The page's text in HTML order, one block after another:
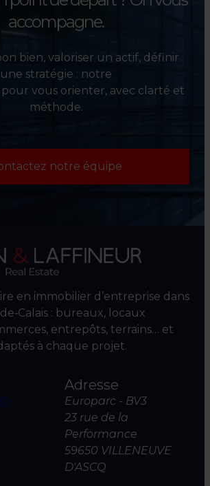
accompagne.
bien, valoriser un actif, définir
une stratégie : notre
vous orienter, avec clarté et
méthode.
notre équipe
en immobilier d’entreprise dans
: bureaux, locaux
entrepôts, terrains… et
à chaque projet.
Adresse
Europarc - BV3
23 rue de la
Performance
59650 VILLENEUVE
D'ASCQ